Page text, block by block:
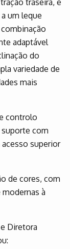
um leque
adaptável
do
variedade de
mais
controlo
com
superior
de cores, com
à
Diretora